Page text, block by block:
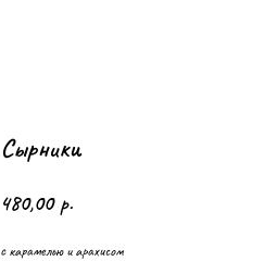
Сырники
480,00 р.
с карамелью и арахисом